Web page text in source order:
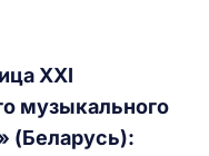
XXI
музыкального
(Беларусь):